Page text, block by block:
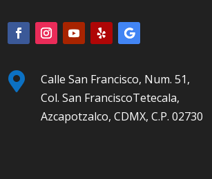

Calle San Francisco, Num. 51,
Col. San FranciscoTetecala,
Azcapotzalco, CDMX, C.P. 02730